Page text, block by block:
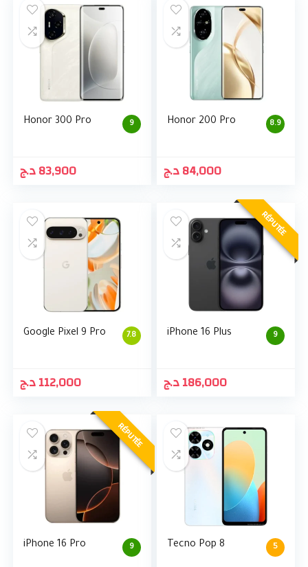
9
Honor 300 Pro
83,900د.ج
8.9
Honor 200 Pro
84,000د.ج
7.8
Google Pixel 9 Pro
112,000د.ج
RÉPUTÉE
9
iPhone 16 Plus
186,000د.ج
RÉPUTÉE
9
iPhone 16 Pro 5
Tecno Pop 8